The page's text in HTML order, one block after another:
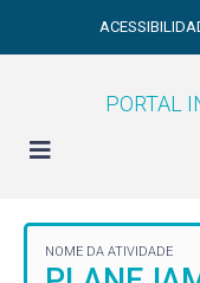
PORTAL
NOME DA ATIVIDADE